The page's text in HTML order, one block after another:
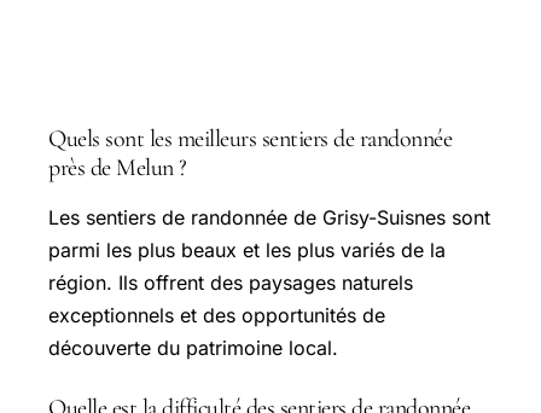
Quels sont les meilleurs sentiers de randonnée
près de Melun ?
Les sentiers de randonnée de Grisy-Suisnes sont
parmi les plus beaux et les plus variés de la
région. Ils offrent des paysages naturels
exceptionnels et des opportunités de
découverte du patrimoine local.